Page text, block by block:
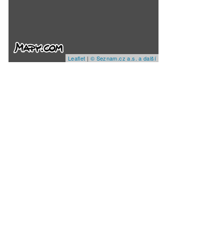
Leaflet | © Seznam.cz a.s. a další